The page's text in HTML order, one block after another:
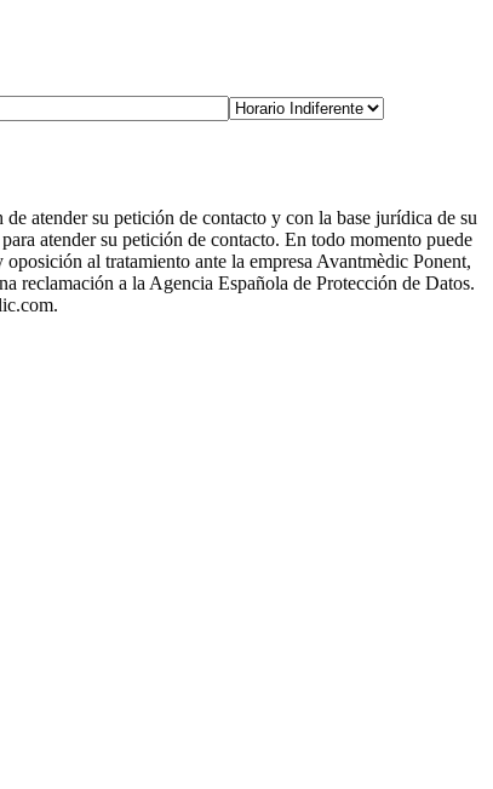
atender su petición de contacto y con la base jurídica de su
atender su petición de contacto. En todo momento puede
al tratamiento ante la empresa Avantmèdic Ponent,
reclamación a la Agencia Española de Protección de Datos.